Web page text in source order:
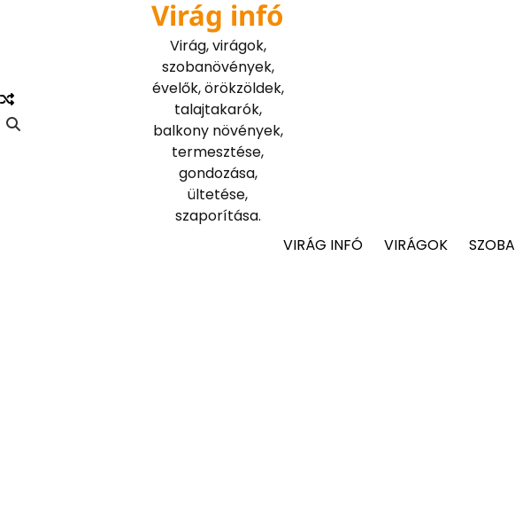
Virág infó
Virág, virágok,
szobanövények,
évelők, örökzöldek,
talajtakarók,
balkony növények,
termesztése,
gondozása,
ültetése,
szaporítása.
VIRÁG INFÓ
VIRÁGOK